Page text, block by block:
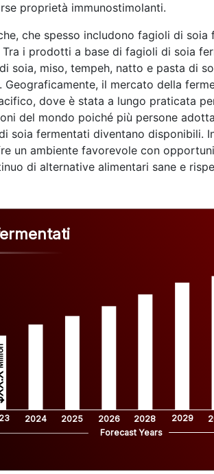
proprietà immunostimolanti.
che spesso includono fagioli di soia
i prodotti a base di fagioli di soia
soia, miso, tempeh, natto e pasta di
il mercato della
dove è stata a lungo praticata
del mondo poiché più persone
soia fermentati diventano disponibili.
un ambiente favorevole con
di alternative alimentari sane e
2024 2025 2026 2028 2029
Forecast Years